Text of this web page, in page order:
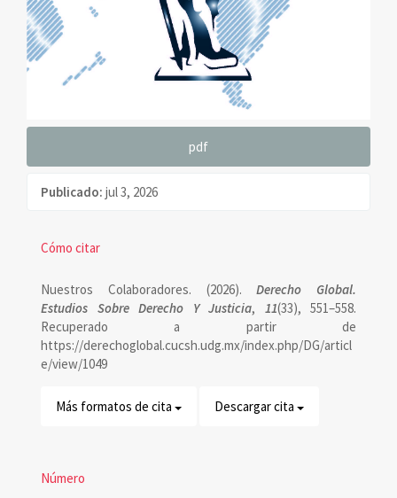
pdf
Publicado: jul 3, 2026
Contenido
del
artículo
Detalles
artículo
Cómo citar
Nuestros Colaboradores. (2026).Derecho Global.
Estudios Sobre Derecho Y Justicia, 11(33), 551–558.
Recuperado a partir de
https://derechoglobal.cucsh.udg.mx/index.php/DG/articl
e/view/1049
Más formatos de cita Descargar cita
Número